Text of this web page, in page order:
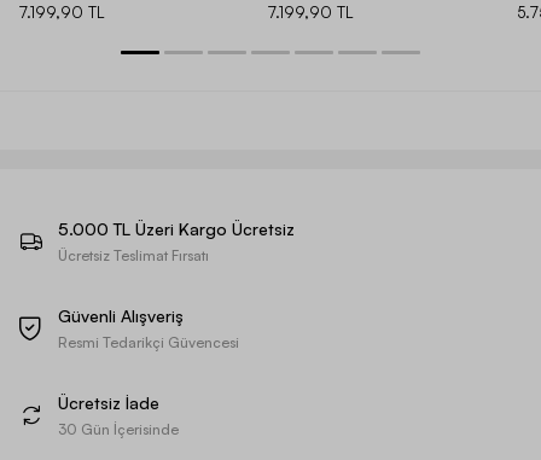
7.199,90 TL
7.199,90 TL
5.000 TL Üzeri Kargo Ücretsiz
Ücretsiz Teslimat Fırsatı
Güvenli Alışveriş
Resmi Tedarikçi Güvencesi
Ücretsiz İade
30 Gün İçerisinde